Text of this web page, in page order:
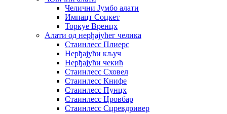
Челични Јумбо алати
Импацт Соцкет
Торкуе Вренцх
Алати од нерђајућег челика
Стаинлесс Плиерс
Нерђајући кључ
Нерђајући чекић
Стаинлесс Сховел
Стаинлесс Книфе
Стаинлесс Пунцх
Стаинлесс Цровбар
Стаинлесс Сцревдривер